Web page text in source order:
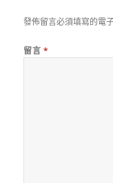
發佈留言必須填寫的電
留言 *